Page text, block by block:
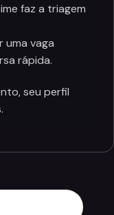
faz a triagem
uma vaga
rápida.
seu perfil